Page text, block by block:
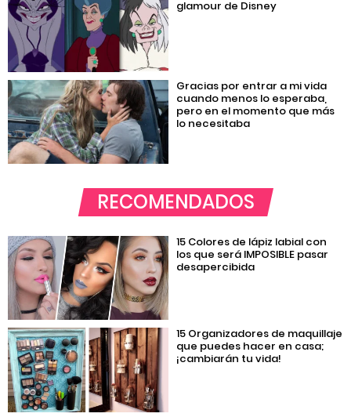
glamour de Disney
Gracias por entrar a mi vida
cuando menos lo esperaba,
pero en el momento que más
lo necesitaba
RECOMENDADOS
15 Colores de lápiz labial con
los que será IMPOSIBLE pasar
desapercibida
15 Organizadores de maquillaje
que puedes hacer en casa;
¡cambiarán tu vida!